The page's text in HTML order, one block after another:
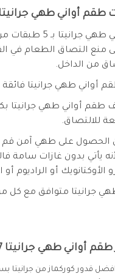
أواني طهي جرانيتا 7
يأتي طقم أواني طهي
منع التصاق الطعام في
من الداخل.
أواني طهي جرانيتا
طقم أواني طهي جرانيتا
للالتصاق.
الحصول على طهي آمن قم
يأتي بدون غازات سامة
أو الراديوم
جرانيتا متوافق مع كل من
أواني طهي جرانيتا 7 قطع
قدور كوركماز من جرانيتا